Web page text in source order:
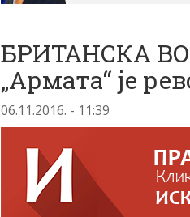
БРИТАНСКА
„Армата“ је
06.11.2016. - 11:39